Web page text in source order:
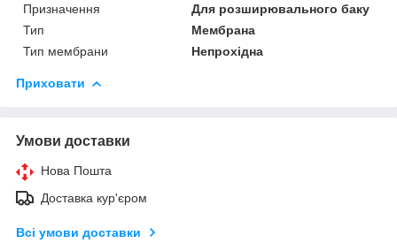
Призначення
Для розширювального баку
Тип
Мембрана
Тип мембрани
Непрохідна
Приховати
Умови доставки
Нова Пошта
Доставка кур'єром
Всі умови доставки